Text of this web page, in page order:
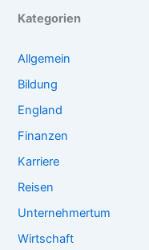
Kategorien
Allgemein
Bildung
England
Finanzen
Karriere
Reisen
Unternehmertum
Wirtschaft